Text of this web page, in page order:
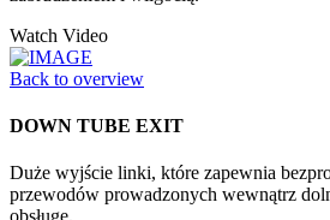
Watch Video
Back to overview
DOWN TUBE EXIT
Duże wyjście linki, które zapewnia
przewodów prowadzonych wewnątrz